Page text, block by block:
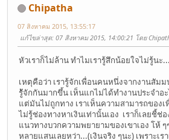
Chipatha
07 สิงหาคม 2015, 13:55:17
แก้ไขล่าสุด: 07 สิงหาคม 2015, 14:00:21 โดย
หัวเราก็ไม่ล้าน ทำไมเรารู้สึกน้อยใจไม่รู้นะ...
เหตุคือว่า เรารู้จักเพื่อนคนหนึ่งจากงานสัม
รู้ัจักกันมากขึ้น เห็นแกไม่ได้ทำงานประจำอ
แต่มันไม่ถูกทาง เราเห็นความสามารถของ
ไม่รู้ช่องทางหาเงินเท่านั้นเอง เราก็เลยชี้ช่
แนวทางบวกความพยายามของเขาเอง โห้
หลายแสนเลยหว่า...(เงินจริง ๆนะ) เพราะเร